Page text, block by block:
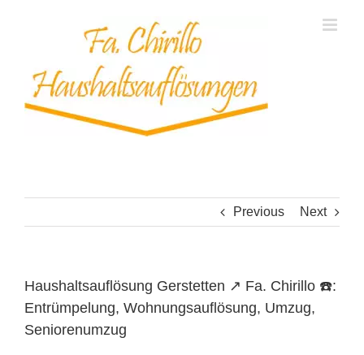
Previous Next
Haushaltsauflösung Gerstetten ↗️ Fa. Chirillo ☎️:
Entrümpelung, Wohnungsauflösung, Umzug,
Seniorenumzug